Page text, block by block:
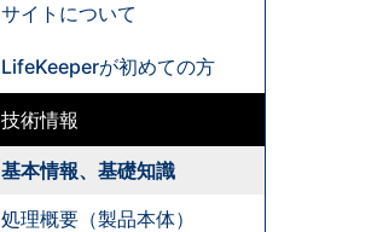
サイトについて
LifeKeeperが初めての方
技術情報
基本情報、基礎知識
処理概要（製品本体）